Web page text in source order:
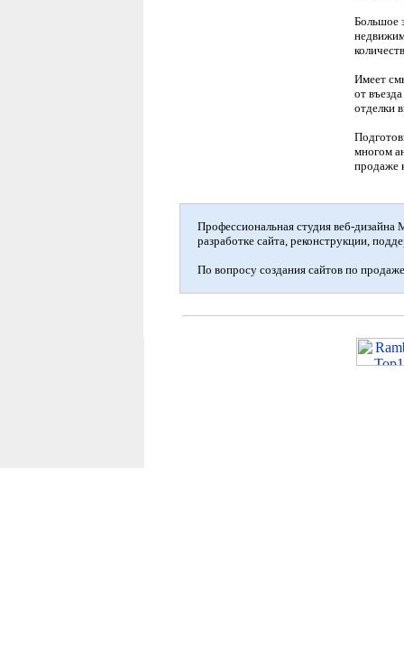
Большое
Имеет
от
отделки
многом
продаже
Профессиональная студия веб-
разработке сайта, реконструкции,
По вопросу создания сайтов по